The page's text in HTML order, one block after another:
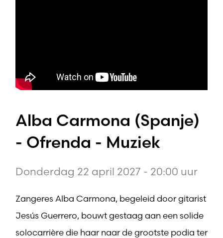
Alba Carmona (Spanje)
- Ofrenda - Muziek
Donderdag 22 april 2027 - 20:00 uur
Zangeres Alba Carmona, begeleid door gitarist
Jesús Guerrero, bouwt gestaag aan een solide
solocarrière die haar naar de grootste podia ter